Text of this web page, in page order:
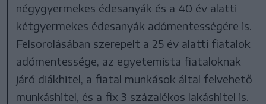
négygyermekes édesanyák és a 40 év alatti
kétgyermekes édesanyák adómentességére is.
Felsorolásában szerepelt a 25 év alatti fiatalok
adómentessége, az egyetemista fiataloknak
járó diákhitel, a fiatal munkások által felvehető
munkáshitel, és a fix 3 százalékos lakáshitel is.